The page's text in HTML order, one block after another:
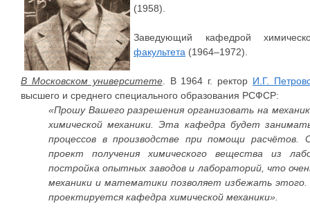
(1958).
Заведующий кафедрой
факультета (1964–1972).
В Московском университете. В 1964 г. ректор И.Г.
высшего и среднего специального образования РСФСР:
«Прошу Вашего разрешения организовать на
химической механики. Эта кафедра будет
процессов в производстве при помощи расчётов.
проект получения химического вещества из
постройка опытных заводов и лабораторий, что
механики и математики позволяет избежать
проектируется кафедра химической механики».